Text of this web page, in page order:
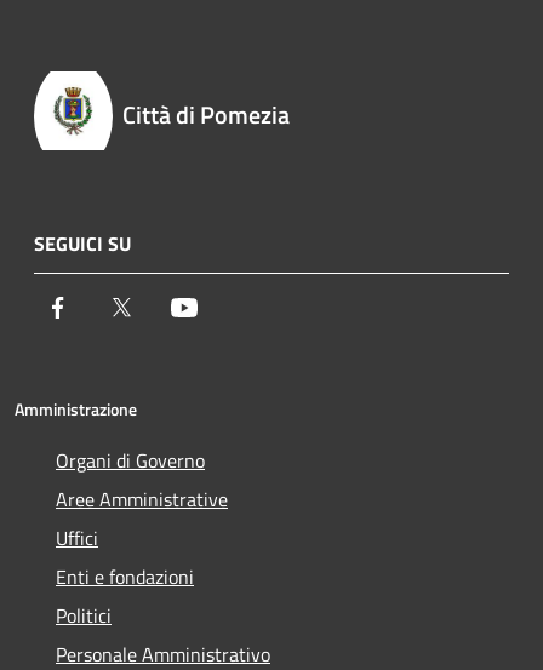
Città di Pomezia
SEGUICI SU
Facebook Twitter
Amministrazione
Organi di Governo
Aree Amministrative
Uffici
Enti e fondazioni
Politici
Personale Amministrativo